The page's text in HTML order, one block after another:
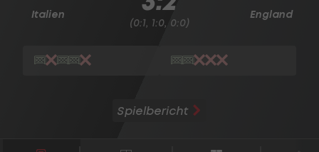
Italien England
(0:1, 1:0, 0:0)
Spielbericht